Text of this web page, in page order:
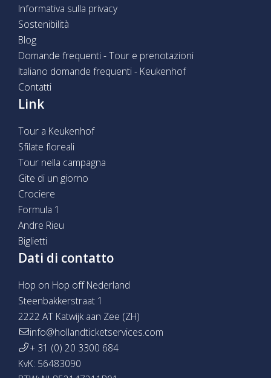
Informativa sulla privacy
Sostenibilità
Blog
Domande frequenti - Tour e prenotazioni
Italiano domande frequenti - Keukenhof
Contatti
Link
Tour a Keukenhof
Sfilate floreali
Tour nella campagna
Gite di un giorno
Crociere
Formula 1
Andre Rieu
Biglietti
Dati di contatto
Hop on Hop off Nederland
Steenbakkerstraat 1
2222 AT Katwijk aan Zee (ZH)
info@hollandticketservices.com
+ 31 (0) 20 3300 684
KvK: 56483090